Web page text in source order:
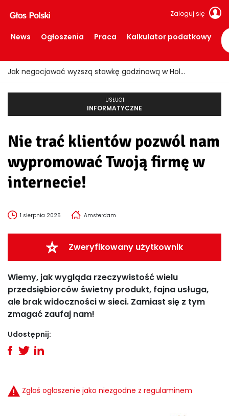
Zaloguj się
News Ogłoszenia Praca Kalkulator podatkowy
Jak negocjować wyższą stawkę godzinową w Holandii?
USŁUGI
INFORMATYCZNE
Nie trać klientów pozwól nam
wypromować Twoją firmę w
internecie!
1 sierpnia 2025 Amsterdam
Zweryfikowany użytkownik
Wiemy, jak wygląda rzeczywistość wielu
przedsiębiorców świetny produkt, fajna usługa,
ale brak widoczności w sieci. Zamiast się z tym
zmagać zaufaj nam!
Udostępnij:
Zgłoś ogłoszenie jako niezgodne z regulaminem